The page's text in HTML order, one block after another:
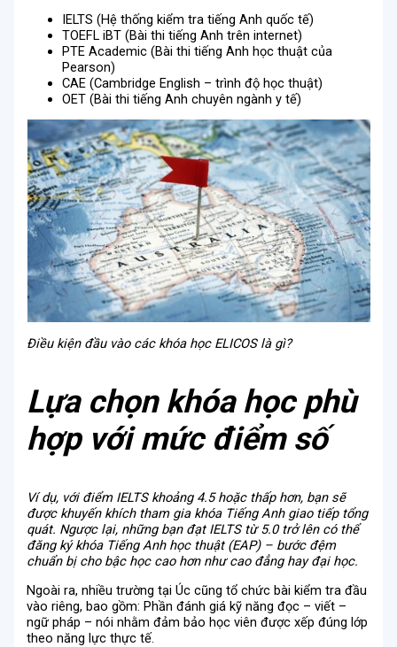
IELTS (Hệ thống kiểm tra tiếng Anh quốc tế)
TOEFL iBT (Bài thi tiếng Anh trên internet)
PTE Academic (Bài thi tiếng Anh học thuật của
Pearson)
CAE (Cambridge English – trình độ học thuật)
OET (Bài thi tiếng Anh chuyên ngành y tế)
Điều kiện đầu vào các khóa học ELICOS là gì?
Lựa chọn khóa học phù
hợp với mức điểm số
Ví dụ, với điểm IELTS khoảng 4.5 hoặc thấp hơn, bạn sẽ
được khuyến khích tham gia khóa Tiếng Anh giao tiếp tổng
quát. Ngược lại, những bạn đạt IELTS từ 5.0 trở lên có thể
đăng ký khóa Tiếng Anh học thuật (EAP) – bước đệm
chuẩn bị cho bậc học cao hơn như cao đẳng hay đại học.
Ngoài ra, nhiều trường tại Úc cũng tổ chức bài kiểm tra đầu
vào riêng, bao gồm: Phần đánh giá kỹ năng đọc – viết –
ngữ pháp – nói nhằm đảm bảo học viên được xếp đúng lớp
theo năng lực thực tế.